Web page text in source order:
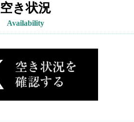
空き状況
Availability